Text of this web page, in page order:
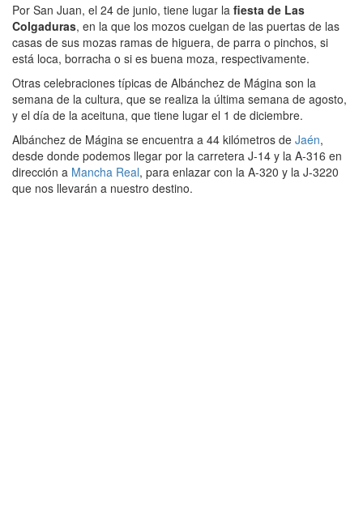
Por San Juan, el 24 de junio, tiene lugar la fiesta de Las
Colgaduras, en la que los mozos cuelgan de las puertas de las
casas de sus mozas ramas de higuera, de parra o pinchos, si
está loca, borracha o si es buena moza, respectivamente.
Otras celebraciones típicas de Albánchez de Mágina son la
semana de la cultura, que se realiza la última semana de agosto,
y el día de la aceituna, que tiene lugar el 1 de diciembre.
Albánchez de Mágina se encuentra a 44 kilómetros de Jaén,
desde donde podemos llegar por la carretera J-14 y la A-316 en
dirección a Mancha Real, para enlazar con la A-320 y la J-3220
que nos llevarán a nuestro destino.